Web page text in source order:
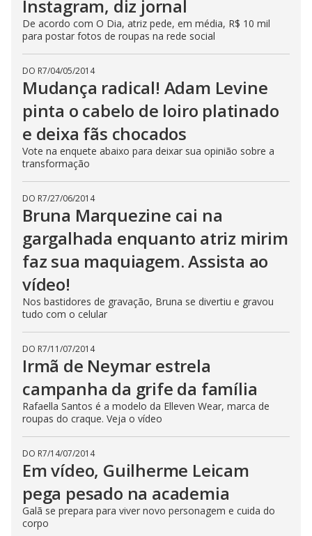
Instagram, diz jornal
De acordo com O Dia, atriz pede, em média, R$ 10 mil
para postar fotos de roupas na rede social
DO R7/04/05/2014
Mudança radical! Adam Levine
pinta o cabelo de loiro platinado
e deixa fãs chocados
Vote na enquete abaixo para deixar sua opinião sobre a
transformação
DO R7/27/06/2014
Bruna Marquezine cai na
gargalhada enquanto atriz mirim
faz sua maquiagem. Assista ao
vídeo!
Nos bastidores de gravação, Bruna se divertiu e gravou
tudo com o celular
DO R7/11/07/2014
Irmã de Neymar estrela
campanha da grife da família
Rafaella Santos é a modelo da Elleven Wear, marca de
roupas do craque. Veja o vídeo
DO R7/14/07/2014
Em vídeo, Guilherme Leicam
pega pesado na academia
Galã se prepara para viver novo personagem e cuida do
corpo